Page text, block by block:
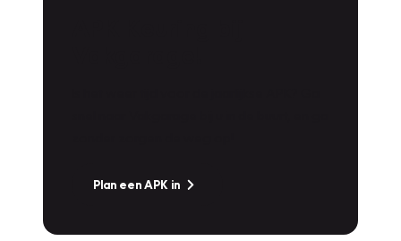
Plan een APK in